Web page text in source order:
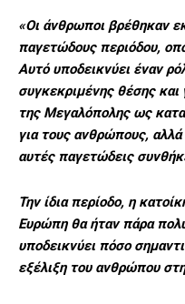
«Οι άνθρωποι βρέθηκαν
παγετώδους περιόδου,
Αυτό υποδεικνύει έναν
συγκεκριμένης θέσης και
της Μεγαλόπολης ως
για τους ανθρώπους,
αυτές παγετώδεις
Την ίδια περίοδο, η
Ευρώπη θα ήταν πάρα
υποδεικνύει πόσο
εξέλιξη του ανθρώπου